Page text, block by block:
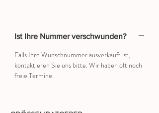
Ist Ihre Nummer verschwunden?
Falls Ihre Wunschnummer ausverkauft ist,
kontaktieren Sie uns bitte. Wir haben oft noch
freie Termine.